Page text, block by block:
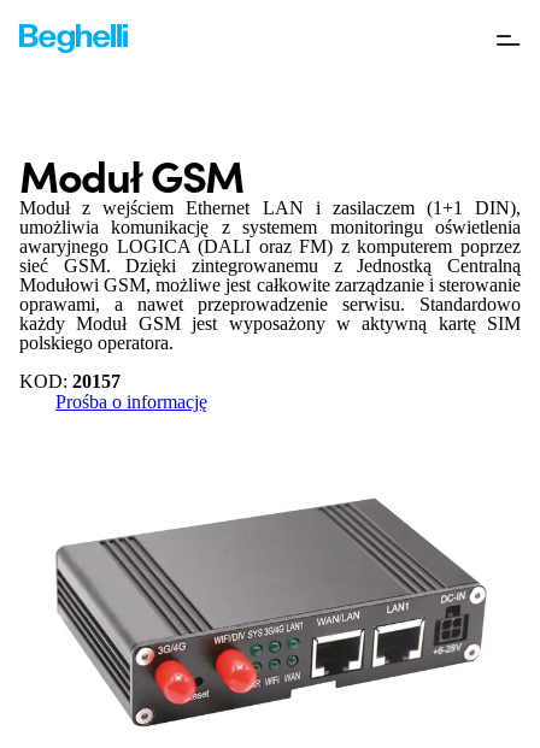
Moduł GSM
Moduł z wejściem Ethernet LAN i zasilaczem (1+1 DIN),
umożliwia komunikację z systemem monitoringu oświetlenia
awaryjnego LOGICA (DALI oraz FM) z komputerem poprzez
sieć GSM. Dzięki zintegrowanemu z Jednostką Centralną
Modułowi GSM, możliwe jest całkowite zarządzanie i sterowanie
oprawami, a nawet przeprowadzenie serwisu. Standardowo
każdy Moduł GSM jest wyposażony w aktywną kartę SIM
polskiego operatora.
KOD: 20157
Prośba o informację